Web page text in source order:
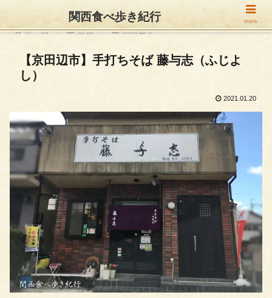
ホーム 京都 京田辺市
【京田辺市】手打ちそば 藤与志（ふじよ
し）
2021.01.20
関西食べ歩き紀行 menu